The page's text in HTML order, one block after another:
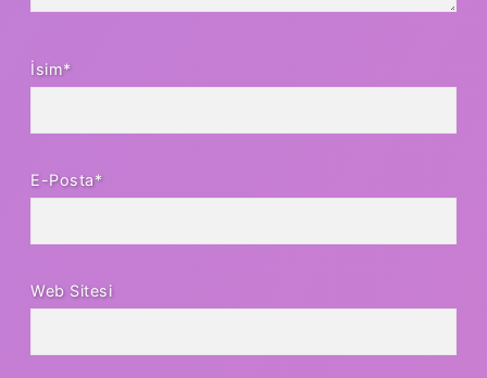
İsim*
E-Posta*
Web Sitesi